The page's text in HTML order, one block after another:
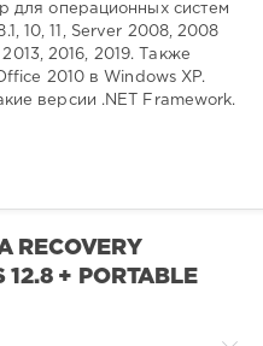
для операционных систем
10, 11, Server 2008, 2008
2016, 2019. Также
2010 в Windows XP.
версии .NET Framework.
RECOVERY
12.8 + PORTABLE